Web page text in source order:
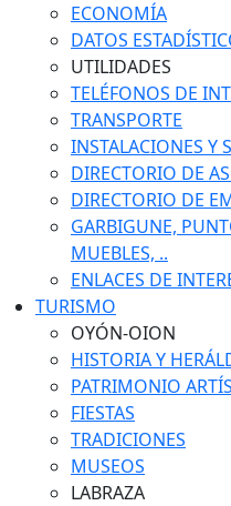
ECONOMÍA
DATOS
UTILIDADES
TELÉFONOS DE
TRANSPORTE
INSTALACIONES Y
DIRECTORIO DE
DIRECTORIO DE
GARBIGUNE,
MUEBLES, ..
ENLACES DE
TURISMO
OYÓN-OION
HISTORIA Y
PATRIMONIO
FIESTAS
TRADICIONES
MUSEOS
LABRAZA